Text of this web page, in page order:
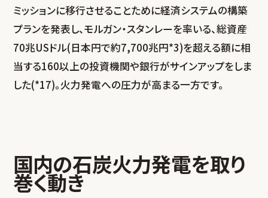
ミッションに移行させることために経済システムの構築
プランを発表し、モルガン・スタンレーを率いる、総資産
70兆USドル(日本円で約7,700兆円*3)を超える額に相
当する160以上の投資機関や銀行がサインアップをしま
した(*17)。火力発電への圧力が高まる一方です。
国内の石炭火力発電を取り
巻く動き